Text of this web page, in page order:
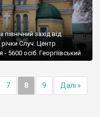
захід від
Случ. Центр
5600 осіб. Георгіївський
7 8 9 Далі »